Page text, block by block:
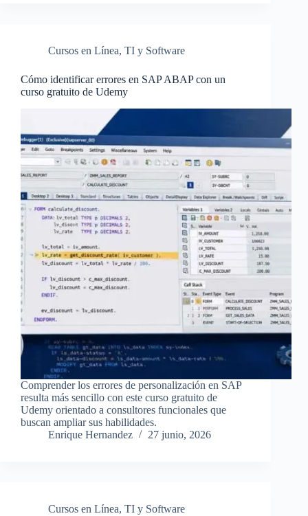
Cursos en Línea, TI y Software
Cómo identificar errores en SAP ABAP con un
curso gratuito de Udemy
Comprender los errores de personalización en SAP
resulta más sencillo con este curso gratuito de
Udemy orientado a consultores funcionales que
buscan ampliar sus habilidades.
Enrique Hernandez
27 junio, 2026
Cursos en Línea, TI y Software